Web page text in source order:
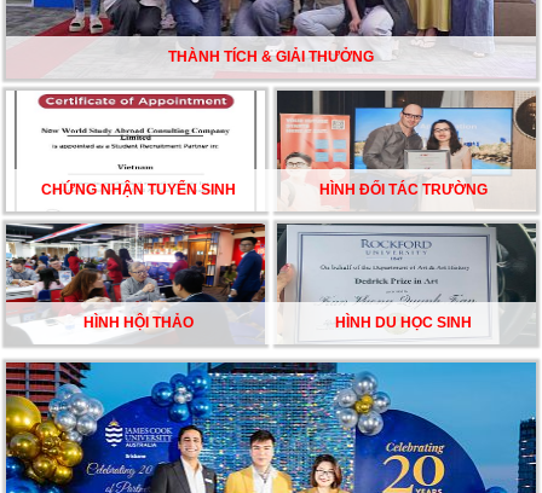
ĐẦU CỦA DU HỌC SINH NĂM 2026 – VÀ TẤT CẢ
ĐỀU CÓ LÝ DO!!
CHẠM GIẤC MƠ DU HỌC MỸ – BẮT ĐẦU TỪ NGÀY
HỘI GHI DANH & SĂN HỌC BỔNG KỲ SPRING 2026
THÀNH TÍCH & GIẢI THƯỞNG
CHỨNG NHẬN TUYỂN SINH HÌNH ĐỐI TÁC TRƯỜNG
HÌNH HỘI THẢO HÌNH DU HỌC SINH